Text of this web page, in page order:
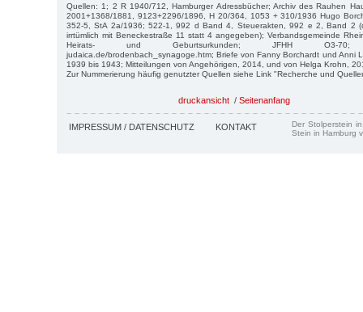
Quellen: 1; 2 R 1940/712, Hamburger Adressbücher; Archiv des Rauhen
2001+1368/1881, 9123+2296/1896, H 20/364, 1053 + 310/1936 Hugo
352-5, StA 2a/1936; 522-1, 992 d Band 4, Steuerakten, 992 e 2, Band 2
irrtümlich mit Beneckestraße 11 statt 4 angegeben); Verbandsgemeinde
Heirats- und Geburtsurkunden; JFHH O3-70;
judaica.de/brodenbach_synagoge.htm; Briefe von Fanny Borchardt und Anni
1939 bis 1943; Mitteilungen von Angehörigen, 2014, und von Helga Krohn,
Zur Nummerierung häufig genutzter Quellen siehe Link "Recherche und
druckansicht / Seitenanfang
IMPRESSUM / DATENSCHUTZ KONTAKT
Der Stolperstein
Stein in Hamburg